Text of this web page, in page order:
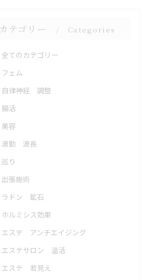
カテゴリー Categories
全てのカテゴリー
フェム
自律神経 調整
腸活
美容
波動 波長
巡り
出張施術
ラドン 鉱石
ホルミシス効果
エステ アンチエイジング
エステサロン 温活
エステ 若見え